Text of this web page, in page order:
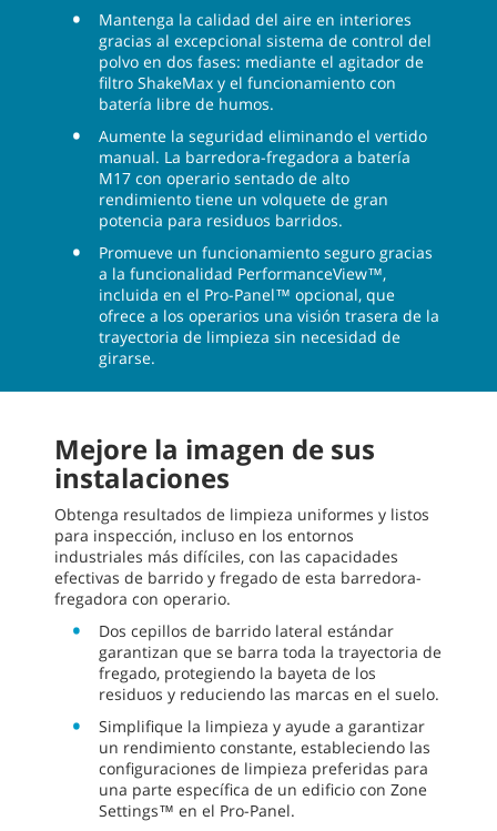
Mantenga la calidad del aire en interiores
gracias al excepcional sistema de control del
polvo en dos fases: mediante el agitador de
filtro ShakeMax y el funcionamiento con
batería libre de humos.
Aumente la seguridad eliminando el vertido
manual. La barredora-fregadora a batería
M17 con operario sentado de alto
rendimiento tiene un volquete de gran
potencia para residuos barridos.
Promueve un funcionamiento seguro gracias
a la funcionalidad PerformanceView™,
incluida en el Pro-Panel™ opcional, que
ofrece a los operarios una visión trasera de la
trayectoria de limpieza sin necesidad de
girarse.
Mejore la imagen de sus
instalaciones
Obtenga resultados de limpieza uniformes y listos
para inspección, incluso en los entornos
industriales más difíciles, con las capacidades
efectivas de barrido y fregado de esta barredora-
fregadora con operario.
Dos cepillos de barrido lateral estándar
garantizan que se barra toda la trayectoria de
fregado, protegiendo la bayeta de los
residuos y reduciendo las marcas en el suelo.
Simplifique la limpieza y ayude a garantizar
un rendimiento constante, estableciendo las
configuraciones de limpieza preferidas para
una parte específica de un edificio con Zone
Settings™ en el Pro-Panel.